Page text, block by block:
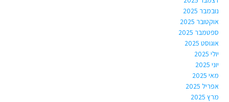
נובמבר 2025
אוקטובר 2025
ספטמבר 2025
אוגוסט 2025
יולי 2025
יוני 2025
מאי 2025
אפריל 2025
מרץ 2025